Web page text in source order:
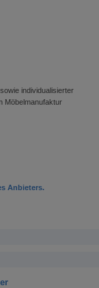
individualisierter
Möbelmanufaktur
Anbieters.